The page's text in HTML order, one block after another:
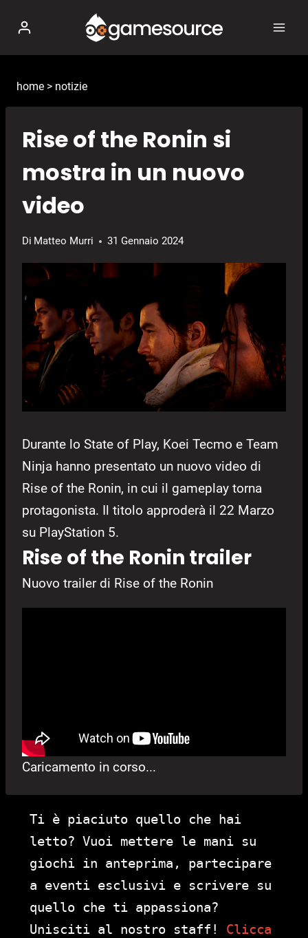
contenuto
home > notizie
Rise of the Ronin si
mostra in un nuovo
video
Di Matteo Murri 31 Gennaio 2024
Durante lo State of Play, Koei Tecmo e Team
Ninja hanno presentato un nuovo video di
Rise of the Ronin, in cui il gameplay torna
protagonista. Il titolo approderà il 22 Marzo
su PlayStation 5.
Rise of the Ronin trailer
Nuovo trailer di Rise of the Ronin
Caricamento in corso...
Ti è piaciuto quello che hai
letto? Vuoi mettere le mani su
giochi in anteprima, partecipare
a eventi esclusivi e scrivere su
quello che ti appassiona?
Unisciti al nostro staff! Clicca